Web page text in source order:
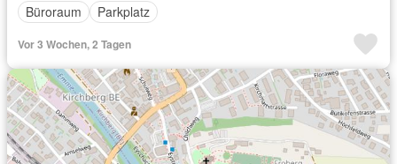
Büroraum
Parkplatz
Vor 3 Wochen, 2 Tagen